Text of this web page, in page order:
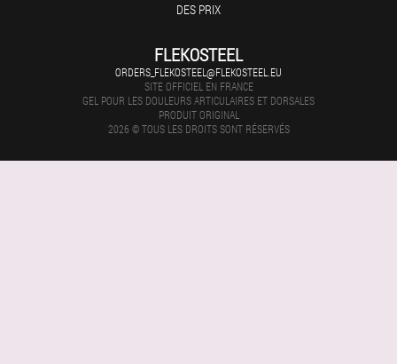
DES PRIX
FLEKOSTEEL
ORDERS_FLEKOSTEEL@FLEKOSTEEL.EU
SITE OFFICIEL EN FRANCE
GEL POUR LES DOULEURS ARTICULAIRES ET DORSALES
PRODUIT ORIGINAL
2026 © TOUS LES DROITS SONT RÉSERVÉS